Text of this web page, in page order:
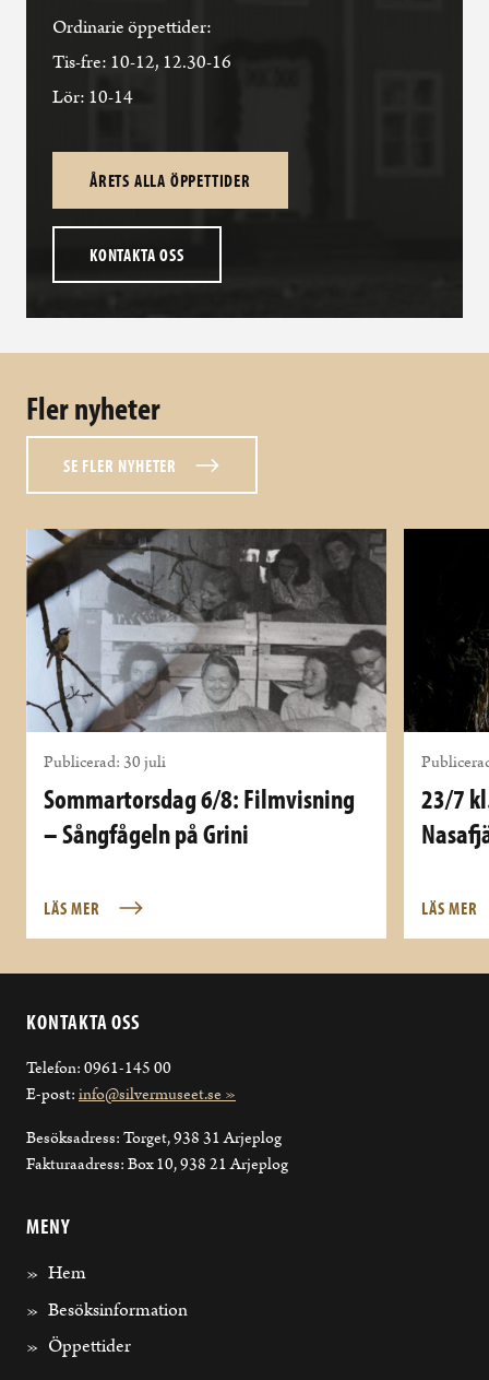
Ordinarie öppettider:
Tis-fre: 10-12, 12.30-16
Lör: 10-14
ÅRETS ALLA ÖPPETTIDER
KONTAKTA OSS
Fler nyheter
SE FLER NYHETER
Publicerad: 30 juli
Sommartorsdag 6/8: Filmvisning
– Sångfågeln på Grini
LÄS MER
23/7
LÄS MER
KONTAKTA OSS
Telefon: 0961-145 00
E-post:info@silvermuseet.se »
Besöksadress: Torget, 938 31 Arjeplog
Fakturaadress: Box 10, 938 21 Arjeplog
MENY
Hem
Besöksinformation
Öppettider